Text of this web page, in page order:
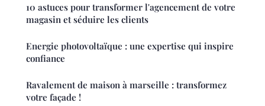
10 astuces pour transformer l'agencement de votre
magasin et séduire les clients
Energie photovoltaïque : une expertise qui inspire
confiance
Ravalement de maison à marseille : transformez
votre façade !